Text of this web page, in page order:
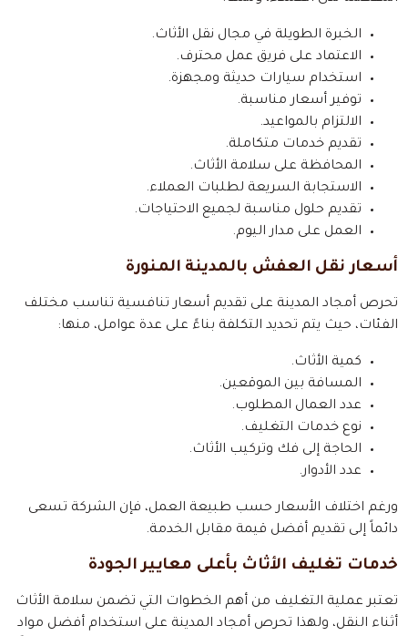
الخبرة الطويلة في مجال نقل الأثاث.
الاعتماد على فريق عمل محترف.
استخدام سيارات حديثة ومجهزة.
توفير أسعار مناسبة.
الالتزام بالمواعيد.
تقديم خدمات متكاملة.
المحافظة على سلامة الأثاث.
الاستجابة السريعة لطلبات العملاء.
تقديم حلول مناسبة لجميع الاحتياجات.
العمل على مدار اليوم.
أسعار نقل العفش بالمدينة المنورة
تحرص أمجاد المدينة على تقديم أسعار تنافسية تناسب مختلف
الفئات، حيث يتم تحديد التكلفة بناءً على عدة عوامل، منها:
كمية الأثاث.
المسافة بين الموقعين.
عدد العمال المطلوب.
نوع خدمات التغليف.
الحاجة إلى فك وتركيب الأثاث.
عدد الأدوار.
ورغم اختلاف الأسعار حسب طبيعة العمل، فإن الشركة تسعى
دائماً إلى تقديم أفضل قيمة مقابل الخدمة.
خدمات تغليف الأثاث بأعلى معايير الجودة
تعتبر عملية التغليف من أهم الخطوات التي تضمن سلامة الأثاث
أثناء النقل، ولهذا تحرص أمجاد المدينة على استخدام أفضل مواد